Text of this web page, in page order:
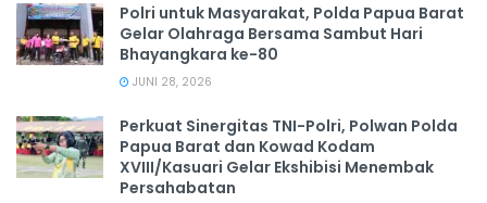
Polri untuk Masyarakat, Polda Papua Barat
Gelar Olahraga Bersama Sambut Hari
Bhayangkara ke-80
JUNI 28, 2026
‎Perkuat Sinergitas TNI-Polri, Polwan Polda
Papua Barat dan Kowad Kodam
XVIII/Kasuari Gelar Ekshibisi Menembak
Persahabatan